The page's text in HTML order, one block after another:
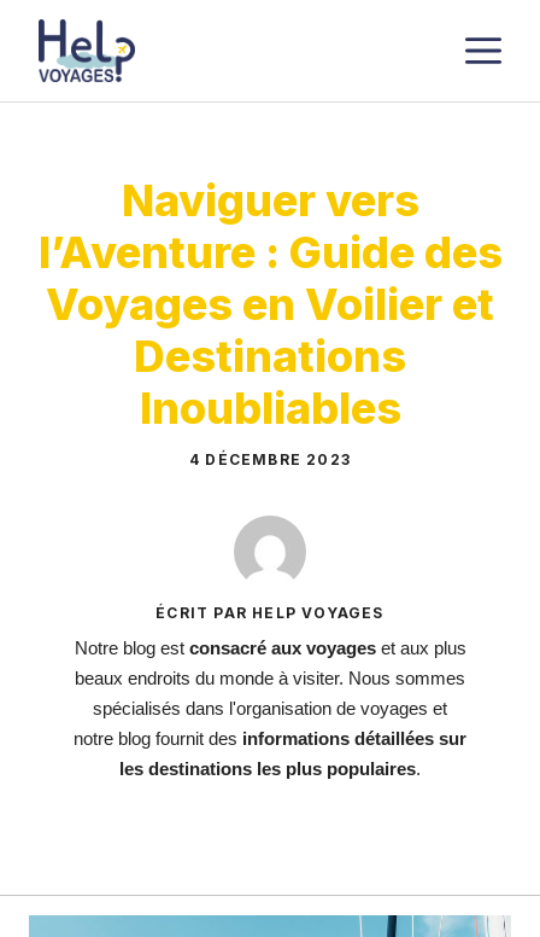
Aller
contenu
Naviguer vers
l’Aventure : Guide des
Voyages en Voilier et
Destinations
Inoubliables
4 DÉCEMBRE 2023
ÉCRIT PAR HELP VOYAGES
Notre blog est consacré aux voyageset aux plus
beaux endroits du monde à visiter. Nous sommes
spécialisés dans l'organisation de voyages et
notre blog fournit des informations détaillées sur
les destinations les plus populaires.